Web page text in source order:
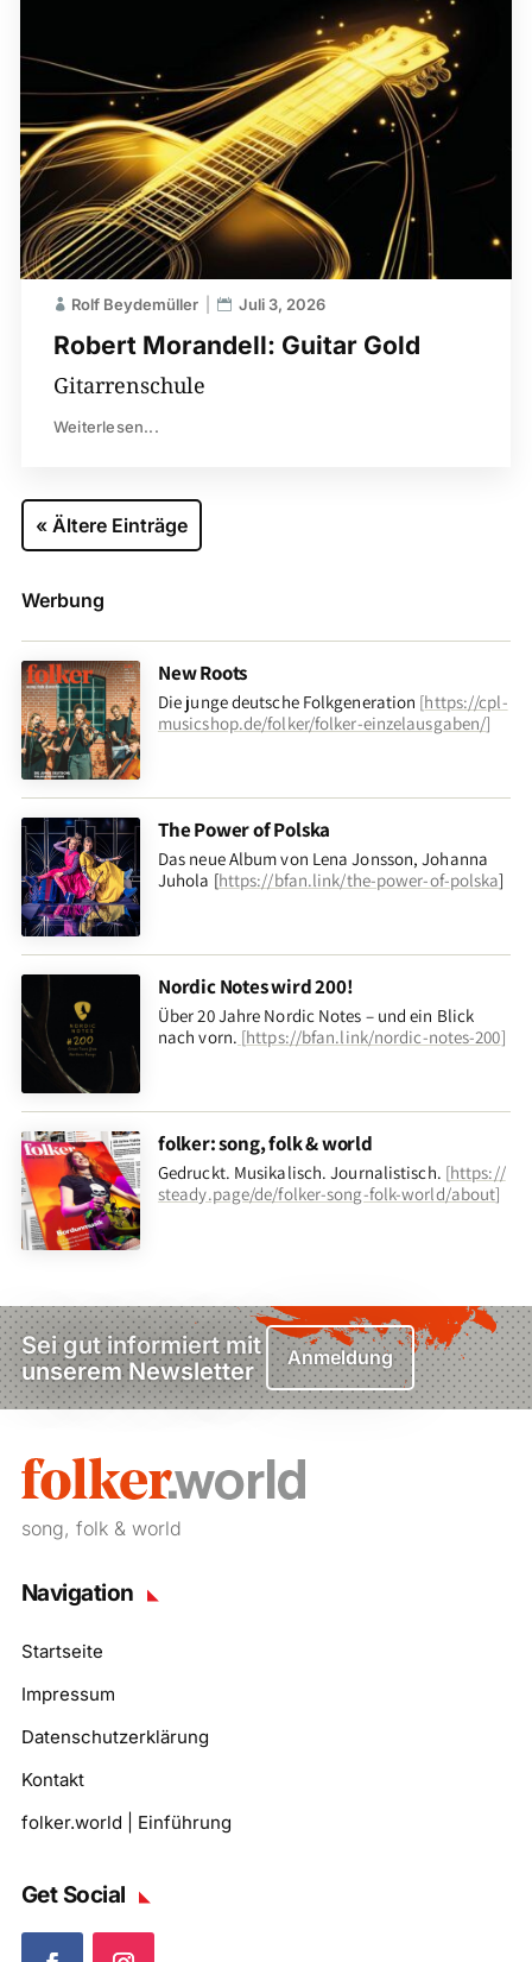
Robert Morandell: Guitar Gold
Rolf Beydemüller Juli 3, 2026
Gitarrenschule
Weiterlesen...
« Ältere Einträge
Werbung
New Roots
Die junge deutsche Folkgeneration [https://cpl-
musicshop.de/folker/folker-einzelausgaben/]
The Power of Polska
Das neue Album von Lena Jonsson, Johanna
Juhola [https://bfan.link/the-power-of-polska]
Nordic Notes wird 200!
Über 20 Jahre Nordic Notes – und ein Blick
nach vorn. [https://bfan.link/nordic-notes-200]
folker: song, folk & world
Gedruckt. Musikalisch. Journalistisch. [https://
steady.page/de/folker-song-folk-world/about]
Sei gut informiert mit
unserem Newsletter
Anmeldung
song, folk & world
Navigation
Startseite
Impressum
Datenschutzerklärung
Kontakt
folker.world | Einführung
Get Social